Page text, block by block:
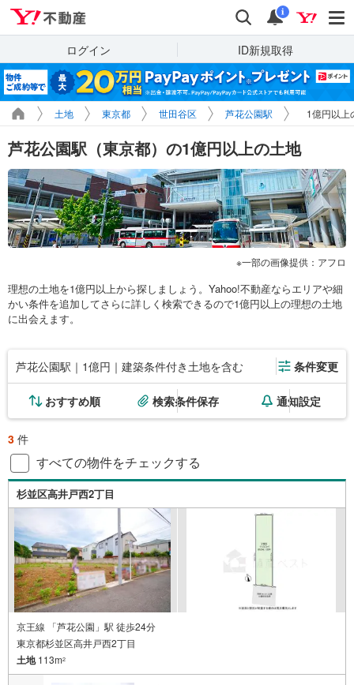
検索 通知
i
ログイン ID新規取得
土地 東京都 世田谷区 芦花公園駅 1億円以上
芦花公園駅（東京都）の1億円以上の土地
一部の画像提供：アフロ
理想の土地を1億円以上から探しましょう。Yahoo!不動産ならエリアや細
かい条件を追加してさらに詳しく検索できるので1億円以上の理想の土地
に出会えます。
芦花公園駅｜1億円｜建築条件付き土地を含む 条件変更
おすすめ順 検索条件保存 通知設定
3 件
すべての物件をチェックする
杉並区高井戸西2丁目
京王線 「芦花公園」駅 徒歩24分
東京都杉並区高井戸西2丁目
土地113m2